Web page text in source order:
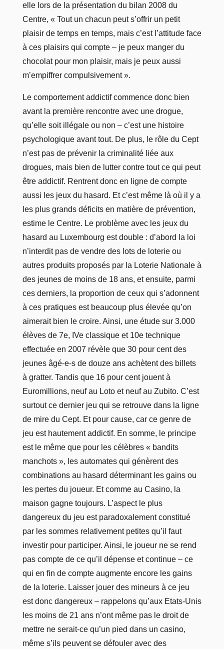
elle lors de la présentation du bilan 2008 du
Centre, « Tout un chacun peut s’offrir un petit
plaisir de temps en temps, mais c’est l’attitude face
à ces plaisirs qui compte – je peux manger du
chocolat pour mon plaisir, mais je peux aussi
m’empiffrer compulsivement ».
Le comportement addictif commence donc bien
avant la première rencontre avec une drogue,
qu’elle soit illégale ou non – c’est une histoire
psychologique avant tout. De plus, le rôle du Cept
n’est pas de prévenir la criminalité liée aux
drogues, mais bien de lutter contre tout ce qui peut
être addictif. Rentrent donc en ligne de compte
aussi les jeux du hasard. Et c’est même là où il y a
les plus grands déficits en matière de prévention,
estime le Centre. Le problème avec les jeux du
hasard au Luxembourg est double : d’abord la loi
n’interdit pas de vendre des lots de loterie ou
autres produits proposés par la Loterie Nationale à
des jeunes de moins de 18 ans, et ensuite, parmi
ces derniers, la proportion de ceux qui s’adonnent
à ces pratiques est beaucoup plus élevée qu’on
aimerait bien le croire. Ainsi, une étude sur 3.000
élèves de 7e, IVe classique et 10e technique
effectuée en 2007 révèle que 30 pour cent des
jeunes âgé-e-s de douze ans achètent des billets
à gratter. Tandis que 16 pour cent jouent à
Euromillions, neuf au Loto et neuf au Zubito. C’est
surtout ce dernier jeu qui se retrouve dans la ligne
de mire du Cept. Et pour cause, car ce genre de
jeu est hautement addictif. En somme, le principe
est le même que pour les célèbres « bandits
manchots », les automates qui génèrent des
combinations au hasard déterminant les gains ou
les pertes du joueur. Et comme au Casino, la
maison gagne toujours. L’aspect le plus
dangereux du jeu est paradoxalement constitué
par les sommes relativement petites qu’il faut
investir pour participer. Ainsi, le joueur ne se rend
pas compte de ce qu’il dépense et continue – ce
qui en fin de compte augmente encore les gains
de la loterie. Laisser jouer des mineurs à ce jeu
est donc dangereux – rappelons qu’aux Etats-Unis
les moins de 21 ans n’ont même pas le droit de
mettre ne serait-ce qu’un pied dans un casino,
même s’ils peuvent se défouler avec des